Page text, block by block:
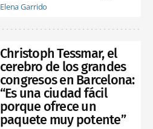
Elena Garrido
Christoph Tessmar, el
cerebro de los grandes
congresos en Barcelona:
“Es una ciudad fácil
porque ofrece un
paquete muy potente”